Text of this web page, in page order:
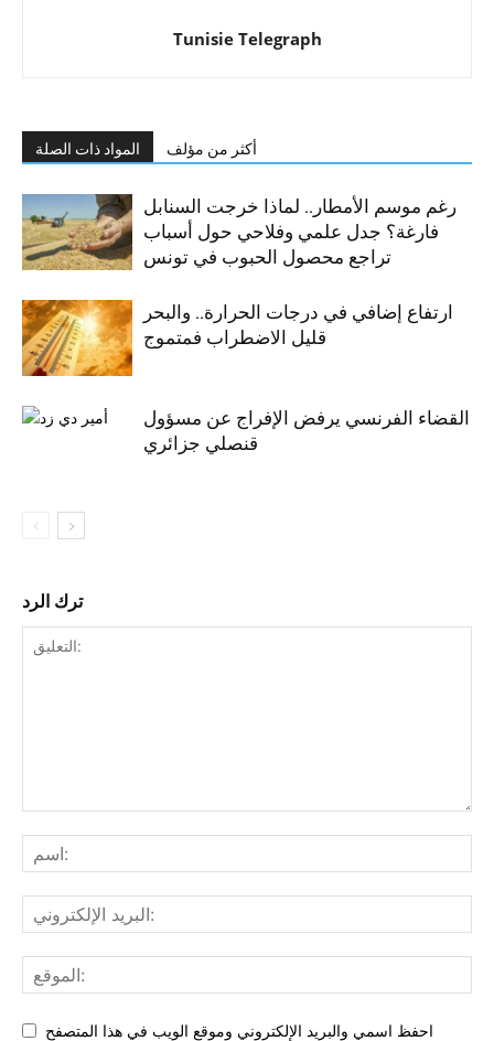
Tunisie Telegraph
المواد ذات الصلة أكثر من مؤلف
رغم موسم الأمطار.. لماذا خرجت السنابل
فارغة؟ جدل علمي وفلاحي حول أسباب
تراجع محصول الحبوب في تونس
ارتفاع إضافي في درجات الحرارة.. والبحر
قليل الاضطراب فمتموج
القضاء الفرنسي يرفض الإفراج عن مسؤول
قنصلي جزائري
ترك الرد
احفظ اسمي والبريد الإلكتروني وموقع الويب في هذا المتصفح